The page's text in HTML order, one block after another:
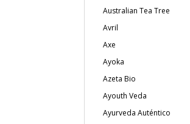
Australian Tea Tree
Avril
Axe
Ayoka
Azeta Bio
Ayouth Veda
Ayurveda Auténtico